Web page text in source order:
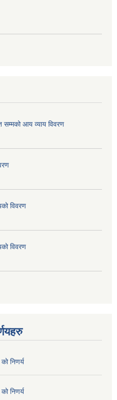
आय व्याय विवरण
विवरण
विवरण
निणर्य
निणर्य